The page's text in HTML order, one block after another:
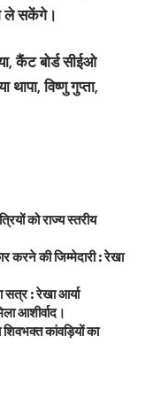
ले सकेंगे।
कैंट बोर्ड सीईओ
विष्णु गुप्ता,
को राज्य स्तरीय
करने की जिम्मेदारी : रेखा
सत्र : रेखा आर्या
आशीर्वाद।
कांवड़ियों का